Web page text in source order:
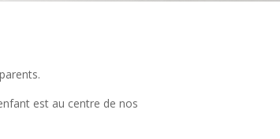
est au centre de nos